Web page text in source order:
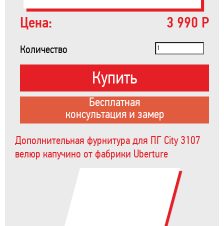
Цена: 3 990 Р
Количество
Купить
Бесплатная
консультация и замер
Дополнительная фурнитура для ПГ City 3107
велюр капучино от фабрики Uberture